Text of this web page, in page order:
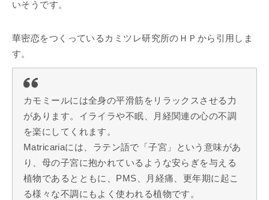
いそうです。
華密恋をつくっているカミツレ研究所のＨＰから引用しま
す。
カモミールには全身の平滑筋をリラックスさせる力
があります。イライラや不眠、月経関連の心の不調
を楽にしてくれます。
Matricariaには、ラテン語で「子宮」という意味があ
り、母の子宮に抱かれているような安らぎを与える
植物であるとともに、PMS、月経痛、更年期に起こ
る様々な不調にもよく使われる植物です。